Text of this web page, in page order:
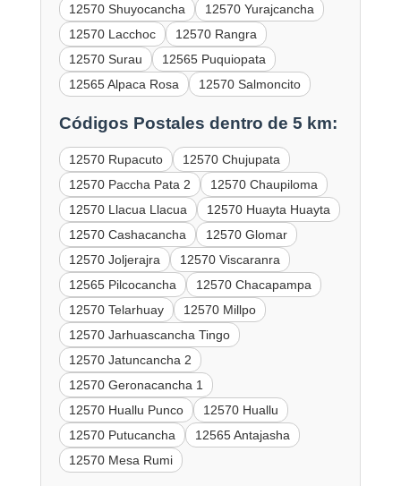
12570 Shuyocancha
12570 Yurajcancha
12570 Lacchoc
12570 Rangra
12570 Surau
12565 Puquiopata
12565 Alpaca Rosa
12570 Salmoncito
Códigos Postales dentro de 5 km:
12570 Rupacuto
12570 Chujupata
12570 Paccha Pata 2
12570 Chaupiloma
12570 Llacua Llacua
12570 Huayta Huayta
12570 Cashacancha
12570 Glomar
12570 Joljerajra
12570 Viscaranra
12565 Pilcocancha
12570 Chacapampa
12570 Telarhuay
12570 Millpo
12570 Jarhuascancha Tingo
12570 Jatuncancha 2
12570 Geronacancha 1
12570 Huallu Punco
12570 Huallu
12570 Putucancha
12565 Antajasha
12570 Mesa Rumi